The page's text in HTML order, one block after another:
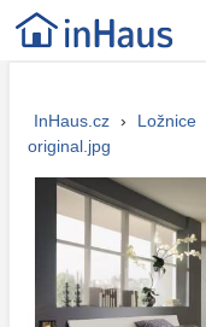
InHaus.cz › Ložnice
original.jpg